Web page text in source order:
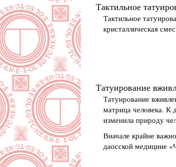
Тактильное
Тактильное
кристаллическая
Татуирование
Татуирование
матрица человека. К
изменила природу
Вначале крайне
даосской медицине